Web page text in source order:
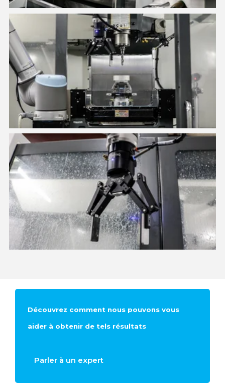
Machine Tending Solution
Découvrez comment nous pouvons vous
aider à obtenir de tels résultats
Parler à un expert